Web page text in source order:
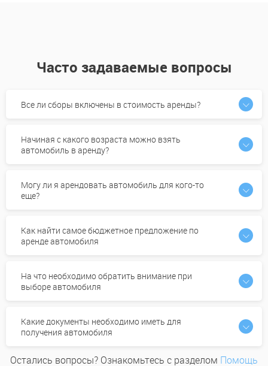
Часто задаваемые вопросы
Все ли сборы включены в стоимость аренды?
Начиная с какого возраста можно взять
автомобиль в аренду?
Могу ли я арендовать автомобиль для кого-то
еще?
Как найти самое бюджетное предложение по
аренде автомобиля
На что необходимо обратить внимание при
выборе автомобиля
Какие документы необходимо иметь для
получения автомобиля
Остались вопросы? Ознакомьтесь с разделом Помощь